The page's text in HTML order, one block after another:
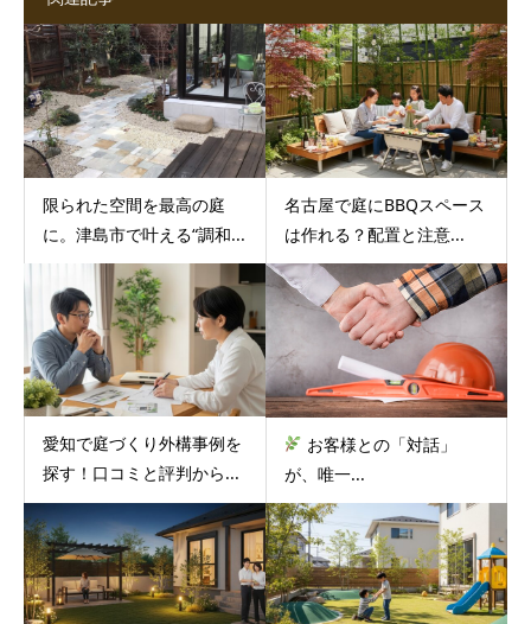
限られた空間を最高の庭
に。津島市で叶える“調和...
名古屋で庭にBBQスペース
は作れる？配置と注意...
愛知で庭づくり外構事例を
探す！口コミと評判から...
お客様との「対話」
が、唯一...